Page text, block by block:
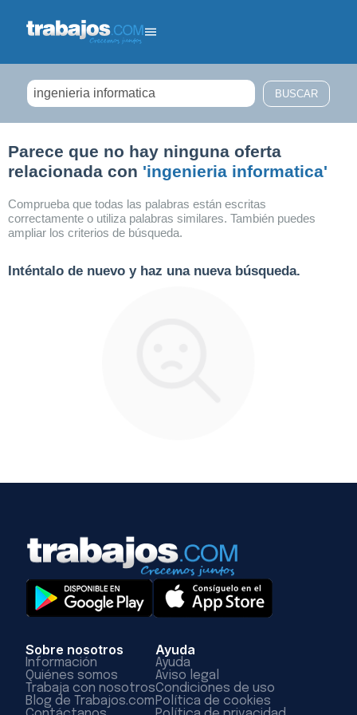
Parece que no hay ninguna oferta
relacionada con 'ingenieria informatica'
Comprueba que todas las palabras están escritas
correctamente o utiliza palabras similares. También puedes
ampliar los criterios de búsqueda.
Inténtalo de nuevo y haz una nueva búsqueda.
Sobre nosotros
Información
Quiénes somos
Trabaja con nosotros
Blog de Trabajos.com
Ayuda
Ayuda
Aviso legal
Condiciones de uso
Política de cookies